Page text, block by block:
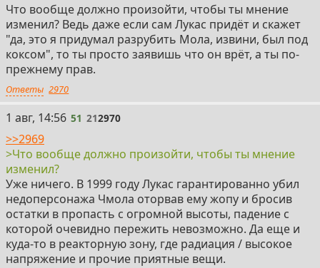
Что вообще должно произойти, чтобы ты мнение
изменил? Ведь даже если сам Лукас придёт и скажет
"да, это я придумал разрубить Мола, извини, был под
коксом", то ты просто заявишь что он врёт, а ты по-
прежнему прав.
Ответы 2970
51
1 авг, 14:56 51 212970
>>2969
>Что вообще должно произойти, чтобы ты мнение
изменил?
Уже ничего. В 1999 году Лукас гарантированно убил
недоперсонажа Чмола оторвав ему жопу и бросив
остатки в пропасть с огромной высоты, падение с
которой очевидно пережить невозможно. Да еще и
куда-то в реакторную зону, где радиация / высокое
напряжение и прочие приятные вещи.